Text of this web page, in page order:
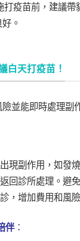
打疫苗前，建議帶
。
白天打疫苗！
並能即時處理副
現副作用，如發
回診所處理。避
，增加費用和風險
伴：